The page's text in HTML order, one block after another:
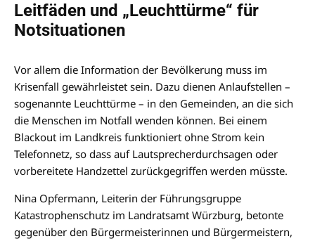
Leitfäden und „Leuchttürme“ für
Notsituationen
Vor allem die Information der Bevölkerung muss im
Krisenfall gewährleistet sein. Dazu dienen Anlaufstellen –
sogenannte Leuchttürme – in den Gemeinden, an die sich
die Menschen im Notfall wenden können. Bei einem
Blackout im Landkreis funktioniert ohne Strom kein
Telefonnetz, so dass auf Lautsprecherdurchsagen oder
vorbereitete Handzettel zurückgegriffen werden müsste.
Nina Opfermann, Leiterin der Führungsgruppe
Katastrophenschutz im Landratsamt Würzburg, betonte
gegenüber den Bürgermeisterinnen und Bürgermeistern,